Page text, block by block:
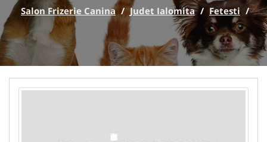
Salon Frizerie Canina / Judet Ialomita / Fetesti /